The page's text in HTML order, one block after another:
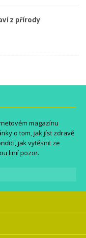
z přírody
magazínu
o tom, jak jíst zdravě
jak vytěsnit ze
linií pozor.